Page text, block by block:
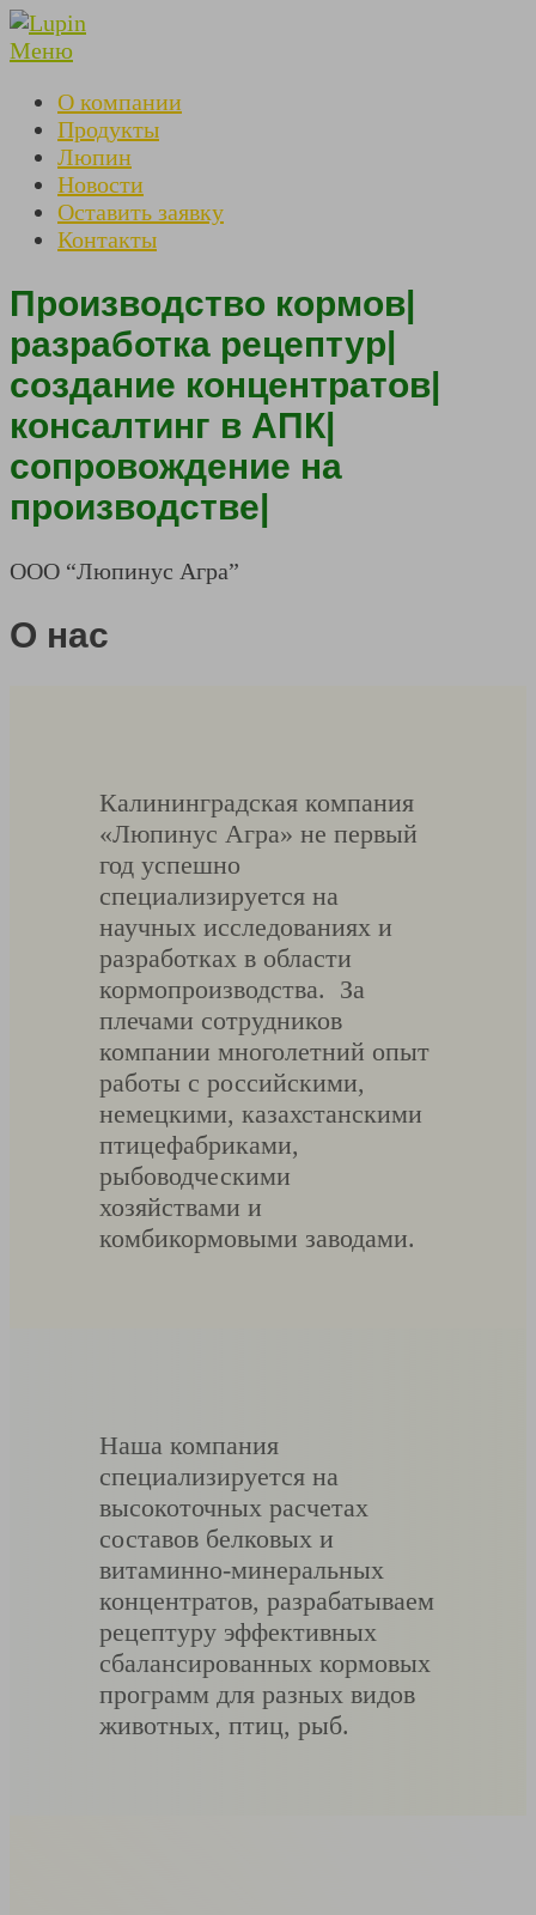
Перейти
к
Меню
О компании
Продукты
Люпин
Новости
Оставить заявку
Контакты
Производство кормов|
разработка рецептур|
создание концентратов|
консалтинг в АПК|
сопровождение на
производстве|
ООО “Люпинус Агра”
О нас
Калининградская компания
«Люпинус Агра» не первый
год успешно
специализируется на
научных исследованиях и
разработках в области
кормопроизводства. За
плечами сотрудников
компании многолетний опыт
работы с российскими,
немецкими, казахстанскими
птицефабриками,
рыбоводческими
хозяйствами и
комбикормовыми заводами.
Наша компания
специализируется на
высокоточных расчетах
составов белковых и
витаминно-минеральных
концентратов, разрабатываем
рецептуру эффективных
сбалансированных кормовых
программ для разных видов
животных, птиц, рыб.